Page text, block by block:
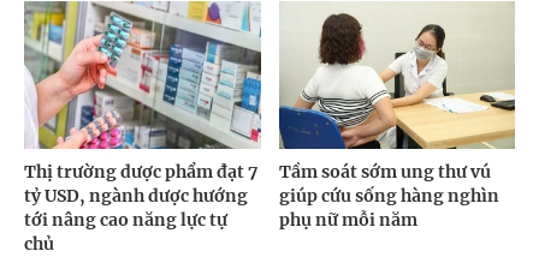
Thị trường dược phẩm đạt 7
tỷ USD, ngành dược hướng
tới nâng cao năng lực tự
chủ
Tầm soát sớm ung thư vú
giúp cứu sống hàng nghìn
phụ nữ mỗi năm